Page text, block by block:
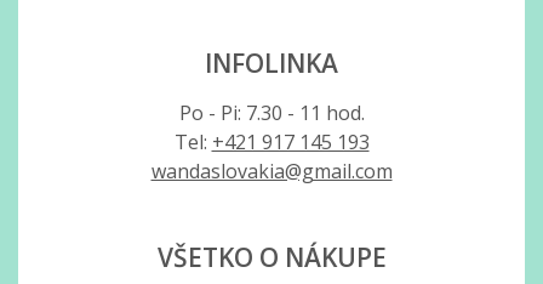
INFOLINKA
Po - Pi: 7.30 - 11 hod.
Tel: +421 917 145 193
wandaslovakia@gmail.com
VŠETKO O NÁKUPE